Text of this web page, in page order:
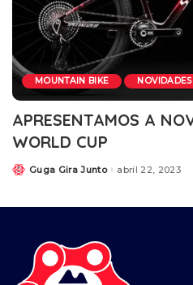
MOUNTAIN BIKE NOVIDADES
APRESENTAMOS A
WORLD CUP
Guga Gira Junto abril 22, 2023